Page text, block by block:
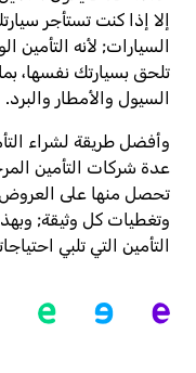
إلا إذا كنت تستأجر
السيارات; لأنه
تلحق بسيارتك نفسها،
السيول والأمطار والبرد.
وأفضل طريقة لشراء
عدة شركات التأمين
تحصل منها على العروض
وتغطيات كل وثيقة;
التأمين التي تلبي